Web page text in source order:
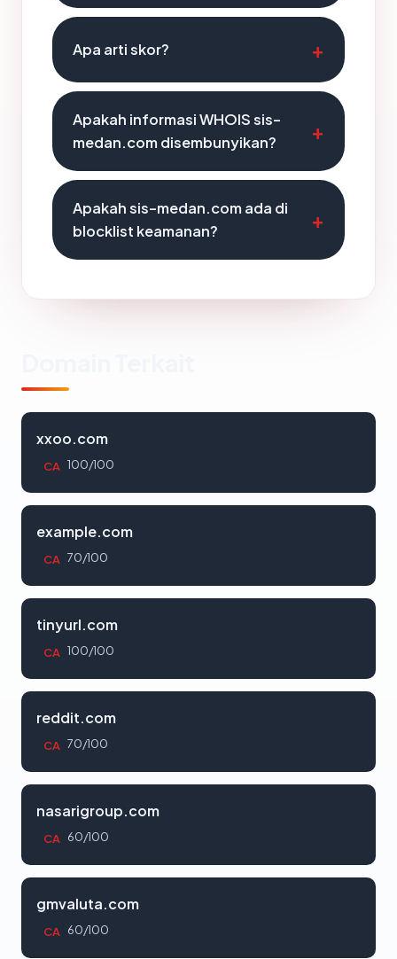
Apa arti skor?
Apakah informasi WHOIS sis-
medan.com disembunyikan?
Apakah sis-medan.com ada di
blocklist keamanan?
xxoo.com
CA 100/100
example.com
CA 70/100
tinyurl.com
CA 100/100
reddit.com
CA 70/100
nasarigroup.com
CA 60/100
gmvaluta.com
CA 60/100